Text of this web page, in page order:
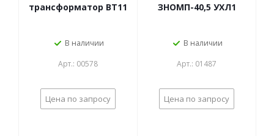
трансформатор ВТ11
В наличии
Арт.: 00578
Цена по запросу
ЗНОМП-40,5 УХЛ1
В наличии
Арт.: 01487
Цена по запросу